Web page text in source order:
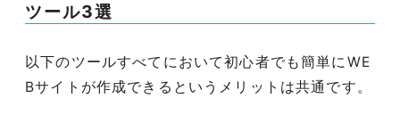
ツール3選
以下のツールすべてにおいて初心者でも簡単にWE
Bサイトが作成できるというメリットは共通です。